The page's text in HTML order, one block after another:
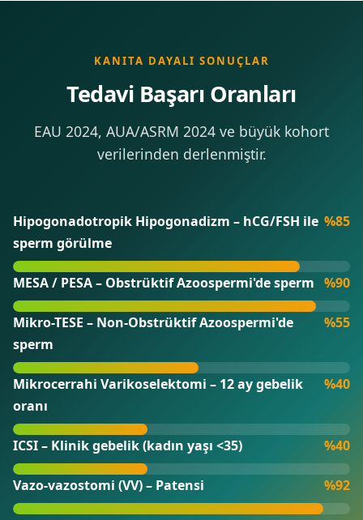
KANITA DAYALI SONUÇLAR
Tedavi Başarı Oranları
EAU 2024, AUA/ASRM 2024 ve büyük kohort
verilerinden derlenmiştir.
Hipogonadotropik Hipogonadizm – hCG/FSH ile
sperm görülme
%85
MESA / PESA – Obstrüktif Azoospermi'de sperm %90
Mikro-TESE – Non-Obstrüktif Azoospermi'de
sperm
%55
Mikrocerrahi Varikoselektomi – 12 ay gebelik
oranı
%40
ICSI – Klinik gebelik (kadın yaşı <35) %40
Vazo-vazostomi (VV) – Patensi %92